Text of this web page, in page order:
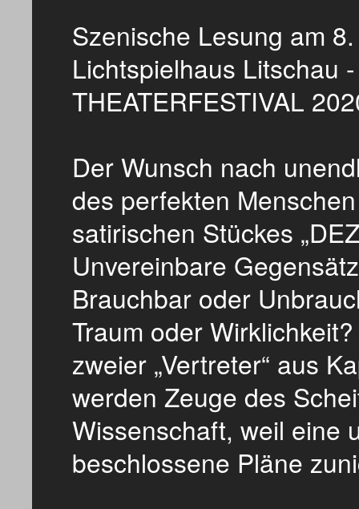
Szenische Lesung am
Lichtspielhaus Litschau
THEATERFESTIVAL
Der Wunsch nach
des perfekten
satirischen Stückes
Unvereinbare
Brauchbar oder
Traum oder
zweier „Vertreter“ aus
werden Zeuge des
Wissenschaft, weil eine
beschlossene Pläne